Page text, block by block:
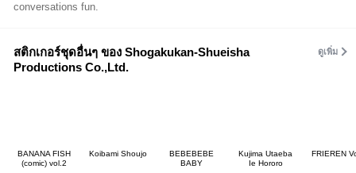
conversations fun.
สติกเกอร์ชุดอื่นๆ ของ Shogakukan-Shueisha
Productions Co.,Ltd.
ดูเพิ่ม
BANANA FISH
(comic) vol.2
Koibami Shoujo
BEBEBEBE
BABY
Kujima Utaeba
Ie Hororo
FRIEREN